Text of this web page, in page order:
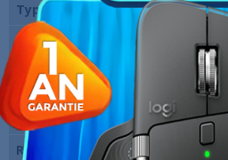
Type de connexion
Sans-fil
Type de capteur
Optique
Résolution maximale
(dpi)
1000 Dpi
Nombre de boutons
3
Rétro-éclairage